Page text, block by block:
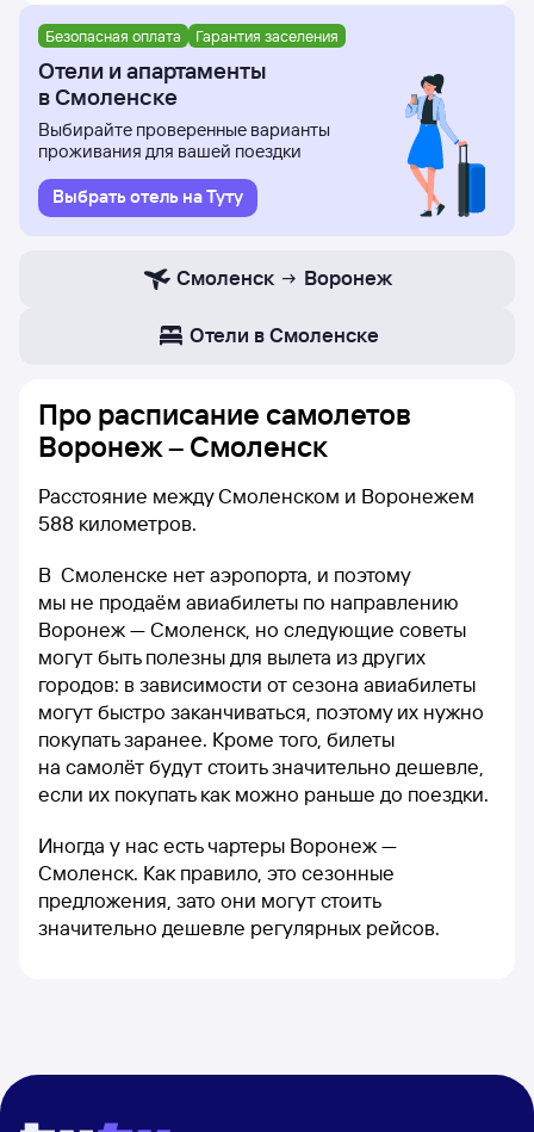
Безопасная оплата Гарантия заселения
Отели и апартаменты
в Смоленске
Выбирайте проверенные варианты
проживания для вашей поездки
Выбрать отель на Туту
Смоленск Воронеж
Отели в Смоленске
Про расписание самолетов
Воронеж – Смоленск
Расстояние между Смоленском и Воронежем
588 километров.
В Смоленске нет аэропорта, и поэтому
мы не продаём авиабилеты по направлению
Воронеж — Смоленск, но следующие советы
могут быть полезны для вылета из других
городов: в зависимости от сезона авиабилеты
могут быстро заканчиваться, поэтому их нужно
покупать заранее. Кроме того, билеты
на самолёт будут стоить значительно дешевле,
если их покупать как можно раньше до поездки.
Иногда у нас есть чартеры Воронеж —
Смоленск. Как правило, это сезонные
предложения, зато они могут стоить
значительно дешевле регулярных рейсов.